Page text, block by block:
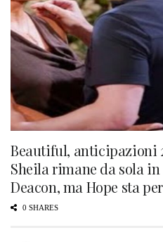
Beautiful, anticipazioni
Sheila rimane da sola in
Deacon, ma Hope sta
0 SHARES